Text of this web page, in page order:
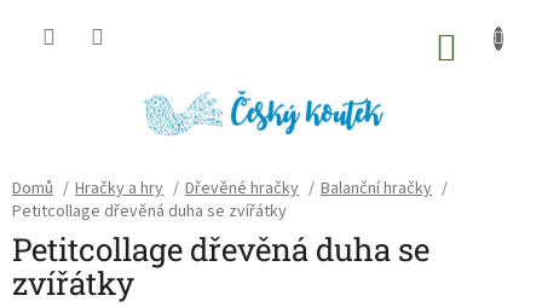
Domů / Hračky a hry / Dřevěné hračky / Balanční hračky /
Petitcollage dřevěná duha se zvířátky
Petitcollage dřevěná duha se
zvířátky